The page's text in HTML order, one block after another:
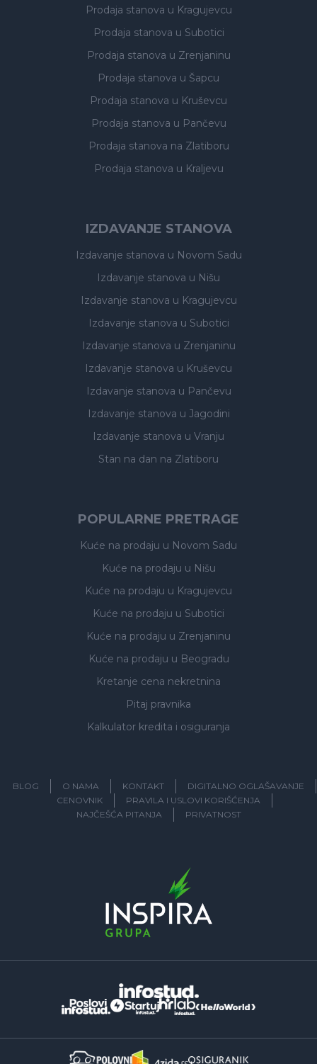
Prodaja stanova u Kragujevcu
Prodaja stanova u Subotici
Prodaja stanova u Zrenjaninu
Prodaja stanova u Šapcu
Prodaja stanova u Kruševcu
Prodaja stanova u Pančevu
Prodaja stanova na Zlatiboru
Prodaja stanova u Kraljevu
IZDAVANJE STANOVA
Izdavanje stanova u Novom Sadu
Izdavanje stanova u Nišu
Izdavanje stanova u Kragujevcu
Izdavanje stanova u Subotici
Izdavanje stanova u Zrenjaninu
Izdavanje stanova u Kruševcu
Izdavanje stanova u Pančevu
Izdavanje stanova u Jagodini
Izdavanje stanova u Vranju
Stan na dan na Zlatiboru
POPULARNE PRETRAGE
Kuće na prodaju u Novom Sadu
Kuće na prodaju u Nišu
Kuće na prodaju u Kragujevcu
Kuće na prodaju u Subotici
Kuće na prodaju u Zrenjaninu
Kuće na prodaju u Beogradu
Kretanje cena nekretnina
Pitaj pravnika
Kalkulator kredita i osiguranja
BLOG O NAMA KONTAKT
DIGITALNO OGLAŠAVANJE
CENOVNIK
PRAVILA I USLOVI KORIŠĆENJA
NAJČEŠĆA PITANJA
PRIVATNOST